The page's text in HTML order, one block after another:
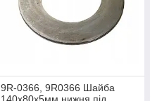
9R-0366, 9R0366 Шайба